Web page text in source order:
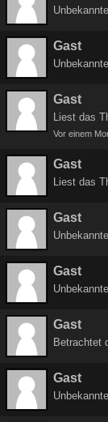
Gast
Gast
Liest das
Vor einem
Gast
Liest das
Gast
Gast
Gast
Betrachtet
Gast